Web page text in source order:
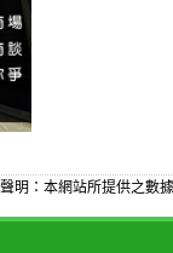
聲明：本網站所提供之數